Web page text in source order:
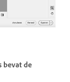
bevat de